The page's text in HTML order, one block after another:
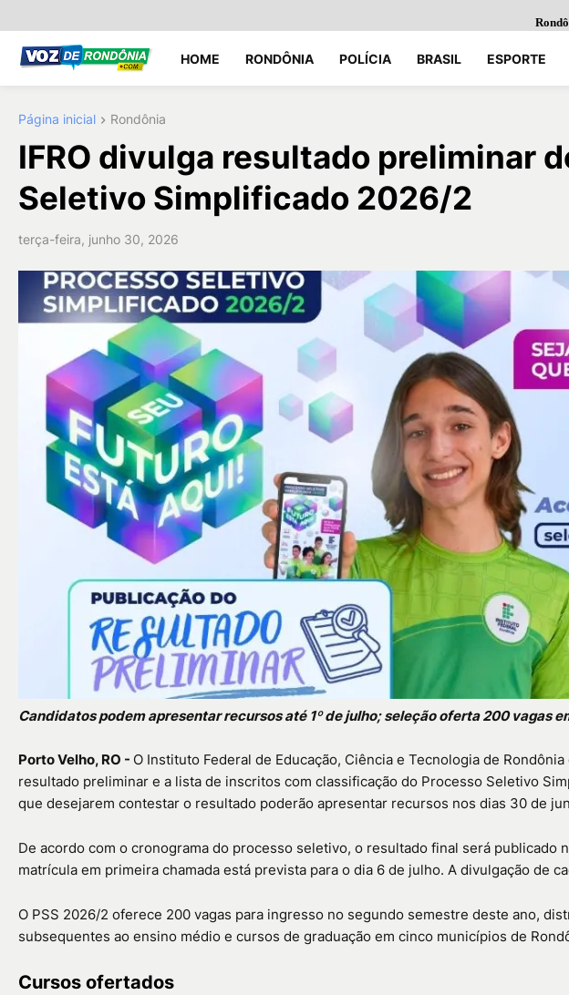
HOME RONDÔNIA POLÍCIA BRASIL ESPORTE
Página inicial Rondônia
IFRO divulga resultado preliminar
Seletivo Simplificado 2026/2
terça-feira, junho 30, 2026
Candidatos podem apresentar recursos até 1º de julho; seleção oferta 200 vagas
Porto Velho, RO - O Instituto Federal de Educação, Ciência e Tecnologia de
resultado preliminar e a lista de inscritos com classificação do Processo Seletivo
que desejarem contestar o resultado poderão apresentar recursos nos dias 30 de
De acordo com o cronograma do processo seletivo, o resultado final será publicado
matrícula em primeira chamada está prevista para o dia 6 de julho. A divulgação de
O PSS 2026/2 oferece 200 vagas para ingresso no segundo semestre deste ano,
subsequentes ao ensino médio e cursos de graduação em cinco municípios de
Cursos ofertados